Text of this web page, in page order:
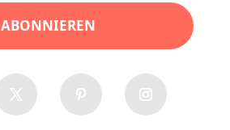
ABONNIEREN